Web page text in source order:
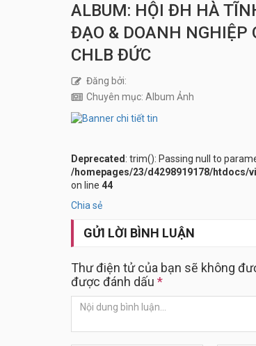
ALBUM: HỘI ĐH HÀ
ĐẠO & DOANH NGHIỆP
CHLB ĐỨC
Đăng bởi:
Chuyên mục: Album Ảnh
Deprecated : trim(): Passing null to
/homepages/23/d4298919178/htdocs/
on line 44
Chia sẻ
GỬI LỜI BÌNH LUẬN
Thư điện tử của bạn sẽ không
được đánh dấu *